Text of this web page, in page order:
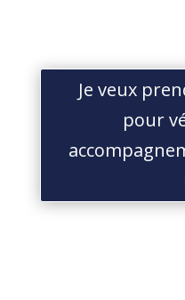
Je veux
pour